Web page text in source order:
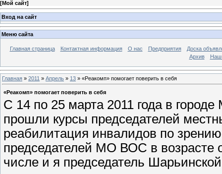
[Мой сайт]
Вход на сайт
Меню сайта
Главная страница Контактная информация О нас Предприятия
Доска
Архив
Главная » 2011 » Апрель » 13 » «Реакомп» помогает поверить в себя
«Реакомп» помогает поверить в себя
С 14 по 25 марта 2011 года в
прошли курсы председателей
реабилитация инвалидов по
председателей МО ВОС в возрасте
числе и я председатель